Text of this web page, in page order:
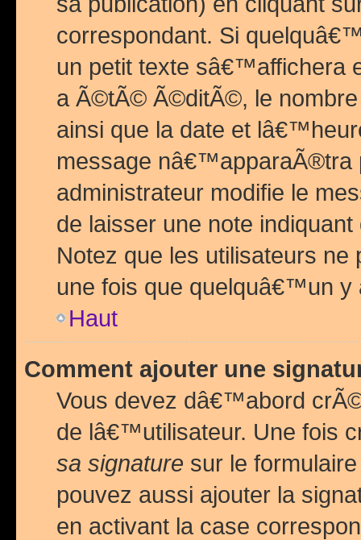
correspondant. Si
un petit texte sâ€™affichera
a Ã©tÃ© Ã©ditÃ©, le
ainsi que la date et
message nâ€™apparaÃ®tra
administrateur modifie le
de laisser une note
Notez que les utilisateurs
une fois que quelquâ€™un y
Haut
Comment ajouter une
Vous devez dâ€™abord
de lâ€™utilisateur. Une fois
sa signature sur le
pouvez aussi ajouter la
en activant la case